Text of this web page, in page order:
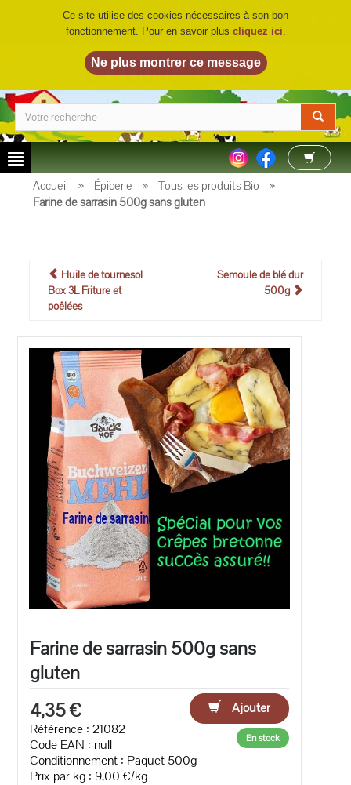
LA FERME DU BIO©
Accueil » Épicerie » Tous les produits Bio
»
Farine de sarrasin 500g sans gluten
Huile de tournesol
Box 3L Friture et
poêlées
Semoule de blé dur
500g
Farine de sarrasin 500g sans
gluten
4,35 €
Ajouter
Référence : 21082
Code EAN : null
Conditionnement : Paquet 500g
Prix par kg : 9,00 €/kg
En stock
Ce site utilise des cookies nécessaires à son bon
fonctionnement. Pour en savoir plus cliquez ici.